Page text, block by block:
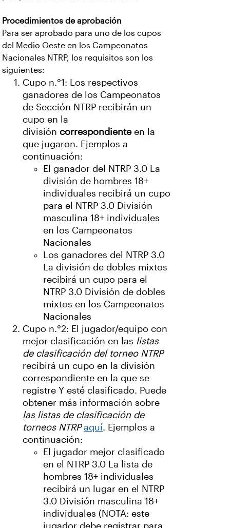
Procedimientos de aprobación
Para ser aprobado para uno de los cupos
del Medio Oeste en los Campeonatos
Nacionales NTRP, los requisitos son los
siguientes:
Cupo n.°1: Los respectivos
ganadores de los Campeonatos
de Sección NTRP recibirán un
cupo en la
división correspondienteen la
que jugaron. Ejemplos a
continuación:
El ganador del NTRP 3.0 La
división de hombres 18+
individuales recibirá un cupo
para el NTRP 3.0 División
masculina 18+ individuales
en los Campeonatos
Nacionales
Los ganadores del NTRP 3.0
La división de dobles mixtos
recibirá un cupo para el
NTRP 3.0 División de dobles
mixtos en los Campeonatos
Nacionales
Cupo n.°2: El jugador/equipo con
mejor clasificación en las listas
de clasificación del torneo NTRP
recibirá un cupo en la división
correspondiente en la que se
registre Y esté clasificado. Puede
obtener más información sobre
las listas de clasificación de
torneos NTRP aquí. Ejemplos a
continuación:
El jugador mejor clasificado
en el NTRP 3.0 La lista de
hombres 18+ individuales
recibirá un lugar en el NTRP
3.0 División masculina 18+
individuales (NOTA: este
jugador debe registrar para